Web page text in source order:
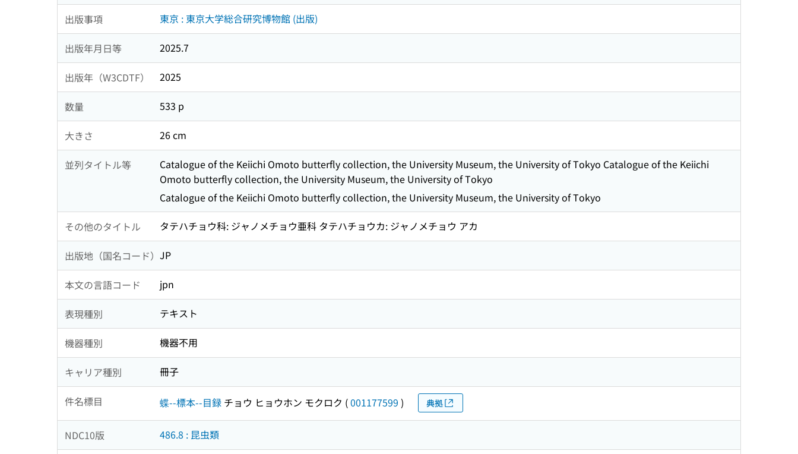
出版事項 東京 : 東京大学総合研究博物館 (出版)
出版年月日等 2025.7
出版年（W3CDTF） 2025
数量 533 p
大きさ 26 cm
並列タイトル等
Catalogue of the Keiichi Omoto butterfly collection, the University Museum, the University of Tokyo Catalogue of the Keiichi
Omoto butterfly collection, the University Museum, the University of Tokyo
Catalogue of the Keiichi Omoto butterfly collection, the University Museum, the University of Tokyo
その他のタイトル タテハチョウ科: ジャノメチョウ亜科 タテハチョウカ: ジャノメチョウ アカ
出版地（国名コード） JP
本文の言語コード jpn
表現種別 テキスト
機器種別 機器不用
キャリア種別 冊子
件名標目 蝶--標本--目録 チョウ ヒョウホン モクロク (001177599 ) 典拠
NDC10版 486.8 : 昆虫類